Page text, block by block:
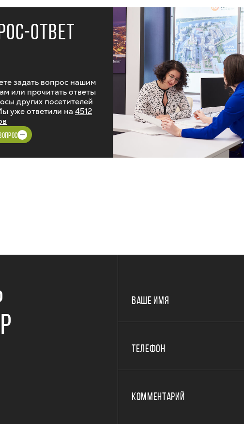
ОТВЕТ
задать вопрос нашим
или прочитать ответы
других посетителей
уже ответили на 4512
ВАШЕ ИМЯ
ТЕЛЕФОН
КОММЕНТАРИЙ